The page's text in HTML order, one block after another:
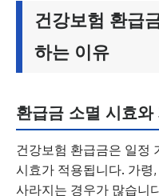
건강보험 환급
하는 이유
환급금 소멸 시효와
건강보험 환급금은 일정
시효가 적용됩니다. 가
사라지는 경우가 많습니